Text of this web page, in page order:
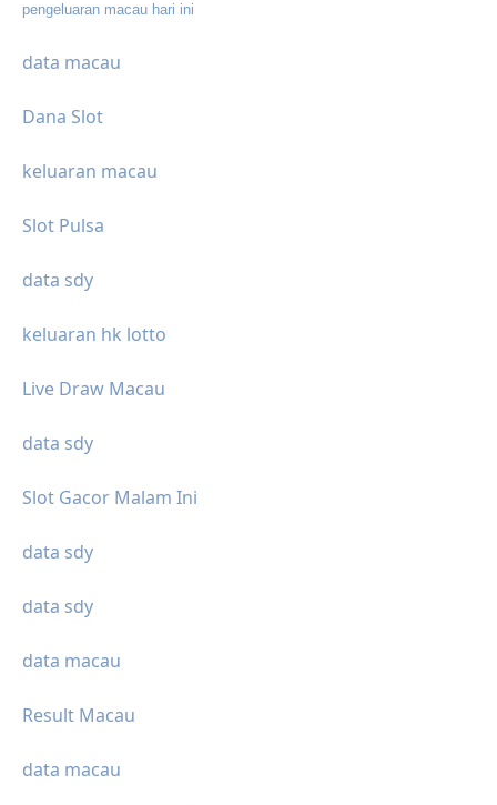
pengeluaran macau hari ini
data macau
Dana Slot
keluaran macau
Slot Pulsa
data sdy
keluaran hk lotto
Live Draw Macau
data sdy
Slot Gacor Malam Ini
data sdy
data sdy
data macau
Result Macau
data macau